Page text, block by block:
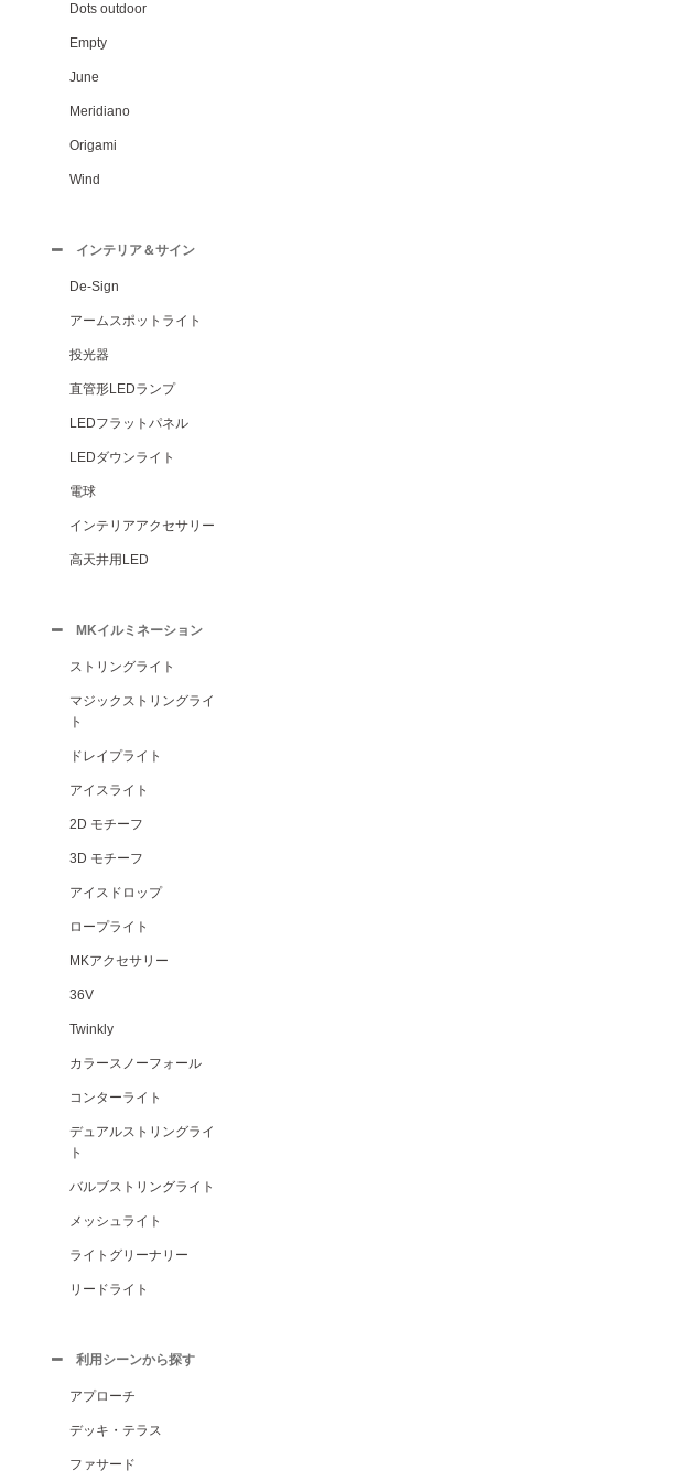
Dots outdoor
Empty
June
Meridiano
Origami
Wind
インテリア＆サイン
De-Sign
アームスポットライト
投光器
直管形LEDランプ
LEDフラットパネル
LEDダウンライト
電球
インテリアアクセサリー
高天井用LED
MKイルミネーション
ストリングライト
マジックストリングライ
ト
ドレイプライト
アイスライト
2D モチーフ
3D モチーフ
アイスドロップ
ロープライト
MKアクセサリー
36V
Twinkly
カラースノーフォール
コンターライト
デュアルストリングライ
ト
バルブストリングライト
メッシュライト
ライトグリーナリー
リードライト
利用シーンから探す
アプローチ
デッキ・テラス
ファサード